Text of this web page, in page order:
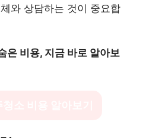
와 상담하는 것이 중요합
은 비용, 지금 바로 알아보